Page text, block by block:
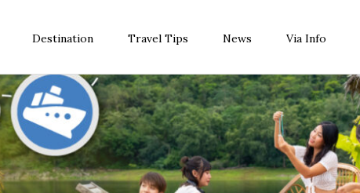
Destination Travel Tips News Via Info